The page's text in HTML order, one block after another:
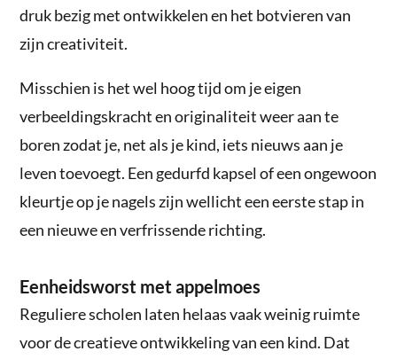
druk bezig met ontwikkelen en het botvieren van
zijn creativiteit.
Misschien is het wel hoog tijd om je eigen
verbeeldingskracht en originaliteit weer aan te
boren zodat je, net als je kind, iets nieuws aan je
leven toevoegt. Een gedurfd kapsel of een ongewoon
kleurtje op je nagels zijn wellicht een eerste stap in
een nieuwe en verfrissende richting.
Eenheidsworst met appelmoes
Reguliere scholen laten helaas vaak weinig ruimte
voor de creatieve ontwikkeling van een kind. Dat